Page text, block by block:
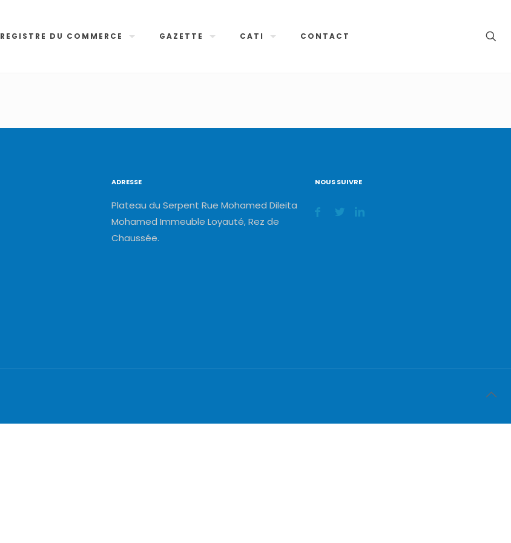
REGISTRE DU COMMERCE GAZETTE CATI CONTACT
ADRESSE
Plateau du Serpent Rue Mohamed Dileita
Mohamed Immeuble Loyauté, Rez de
Chaussée.
NOUS SUIVRE